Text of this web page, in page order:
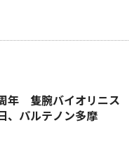
年 隻腕バイオリニス
、パルテノン多摩